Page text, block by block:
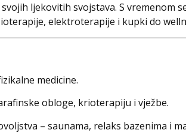
ljekovitih svojstava. S vremenom
elektroterapije i kupki do
medicine.
obloge, krioterapiju i vježbe.
– saunama, relaks bazenima i